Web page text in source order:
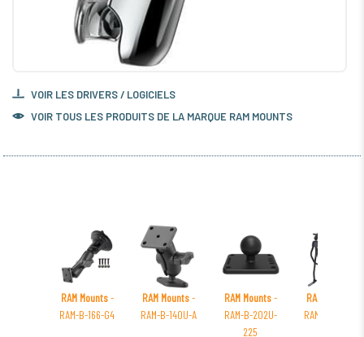
VOIR LES DRIVERS / LOGICIELS
VOIR TOUS LES PRODUITS DE LA MARQUE RAM MOUNTS
RAM Mounts-
RAM-B-166-G4
RAM Mounts-
RAM-B-140U-A
RAM Mounts-
RAM-B-202U-
225
RAM Mounts
RAM-316-3-TW1